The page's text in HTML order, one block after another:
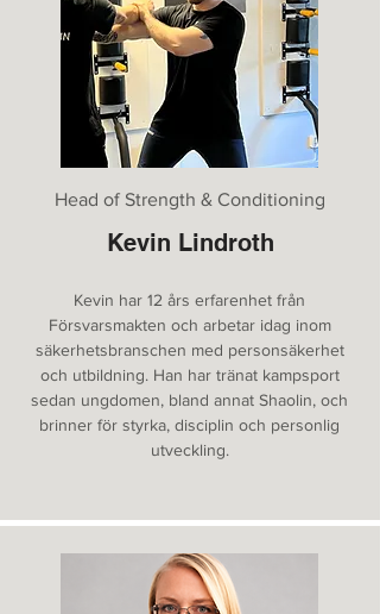
Head of Strength & Conditioning
Kevin Lindroth
Kevin har 12 års erfarenhet från
Försvarsmakten och arbetar idag inom
säkerhetsbranschen med personsäkerhet
och utbildning. Han har tränat kampsport
sedan ungdomen, bland annat Shaolin, och
brinner för styrka, disciplin och personlig
utveckling.